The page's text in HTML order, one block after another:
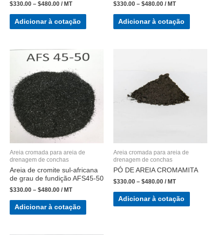
$330.00 – $480.00 / MT
Adicionar à cotação
$330.00 – $480.00 / MT
Adicionar à cotação
Areia cromada para areia de
drenagem de conchas
Areia de cromite sul-africana
de grau de fundição AFS45-50
$330.00 – $480.00 / MT
Adicionar à cotação
Areia cromada para areia de
drenagem de conchas
PÓ DE AREIA CROMAMITA
$330.00 – $480.00 / MT
Adicionar à cotação